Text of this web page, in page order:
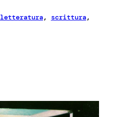
letteratura, scrittura